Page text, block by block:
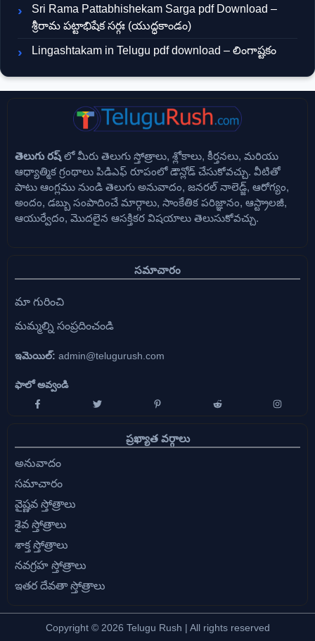
Sri Rama Pattabhishekam Sarga pdf Download –
శ్రీరామ పట్టాభిషేక సర్గః (యుద్ధకాండం)
Lingashtakam in Telugu pdf download – లింగాష్టకం
తెలుగు రష్ లో మీరు తెలుగు స్తోత్రాలు, శ్లోకాలు, కీర్తనలు, మరియు
ఆధ్యాత్మిక గ్రంథాలు పిడిఎఫ్ రూపంలో డౌన్లోడ్ చేసుకోవచ్చు. వీటితో
పాటు ఆంగ్లము నుండి తెలుగు అనువాదం, జనరల్ నాలెడ్జ్, ఆరోగ్యం,
అందం, డబ్బు సంపాదించే మార్గాలు, సాంకేతిక పరిజ్ఞానం, ఆస్ట్రాలజీ,
ఆయుర్వేదం, మొదలైన ఆసక్తికర విషయాలు తెలుసుకోవచ్చు.
సమాచారం
మా గురించి
మమ్మల్ని సంప్రదించండి
ఇమెయిల్: admin@telugurush.com
ఫాలో అవ్వండి
ప్రఖ్యాత వర్గాలు
అనువాదం
సమాచారం
వైష్ణవ స్తోత్రాలు
శైవ స్తోత్రాలు
శాక్త స్తోత్రాలు
నవగ్రహ స్తోత్రాలు
ఇతర దేవతా స్తోత్రాలు
Copyright © 2026 Telugu Rush | All rights reserved